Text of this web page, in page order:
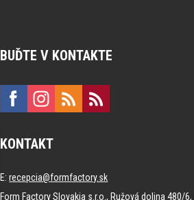
BUĎTE V KONTAKTE
KONTAKT
E:recepcia@formfactory.sk
Form Factory Slovakia s.r.o., Ružová dolina 480/